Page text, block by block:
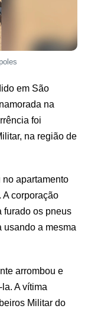
em São
na
foi
na região de
no apartamento
A corporação
furado os pneus
usando a mesma
arrombou e
A vítima
Militar do